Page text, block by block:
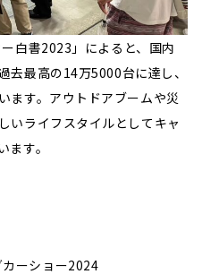
白書2023」によると、国内
去最高の14万5000台に達し、
ます。アウトドアブームや災
いライフスタイルとしてキャ
す。
カーショー2024